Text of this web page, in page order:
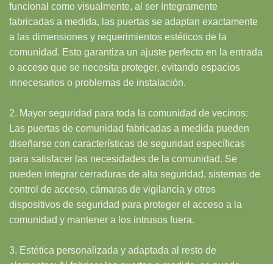
funcional como visualmente, al ser íntegramente
fabricadas a medida, las puertas se adaptan exactamente
a las dimensiones y requerimientos estéticos de la
comunidad. Esto garantiza un ajuste perfecto en la entrada
o acceso que se necesita proteger, evitando espacios
innecesarios o problemas de instalación.
2. Mayor seguridad para toda la comunidad de vecinos:
Las puertas de comunidad fabricadas a medida pueden
diseñarse con características de seguridad específicas
para satisfacer las necesidades de la comunidad. Se
pueden integrar cerraduras de alta seguridad, sistemas de
control de acceso, cámaras de vigilancia y otros
dispositivos de seguridad para proteger el acceso a la
comunidad y mantener a los intrusos fuera.
3. Estética personalizada y adaptada al resto de